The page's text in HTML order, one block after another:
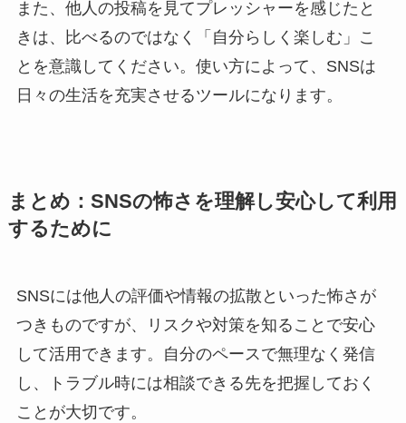
また、他人の投稿を見てプレッシャーを感じたと
きは、比べるのではなく「自分らしく楽しむ」こ
とを意識してください。使い方によって、SNSは
日々の生活を充実させるツールになります。
まとめ：SNSの怖さを理解し安心して利用
するために
SNSには他人の評価や情報の拡散といった怖さが
つきものですが、リスクや対策を知ることで安心
して活用できます。自分のペースで無理なく発信
し、トラブル時には相談できる先を把握しておく
ことが大切です。